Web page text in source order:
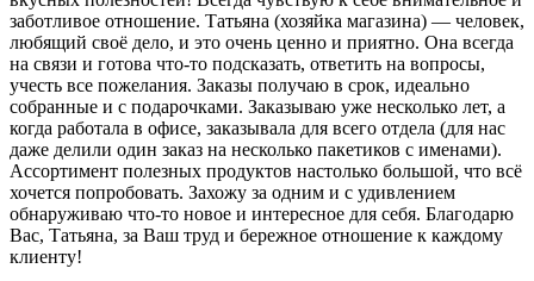
заботливое отношение. Татьяна (хозяйка магазина) — человек,
любящий своё дело, и это очень ценно и приятно. Она всегда
на связи и готова что-то подсказать, ответить на вопросы,
учесть все пожелания. Заказы получаю в срок, идеально
собранные и с подарочками. Заказываю уже несколько лет, а
когда работала в офисе, заказывала для всего отдела (для нас
даже делили один заказ на несколько пакетиков с именами).
Ассортимент полезных продуктов настолько большой, что всё
хочется попробовать. Захожу за одним и с удивлением
обнаруживаю что-то новое и интересное для себя. Благодарю
Вас, Татьяна, за Ваш труд и бережное отношение к каждому
клиенту!